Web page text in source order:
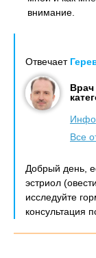
внимание.
Отвечает
Все
Добрый день,
эстриол
исследуйте
консультация